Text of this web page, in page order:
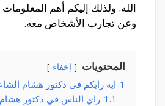
الله. ولذلك إليكم أهم
وعن تجارب الأشخاص معه.
المحتويات إخفاء
1 ايه رايكم فى دكتور هشام
1.1 راي الناس في دكتور هشام